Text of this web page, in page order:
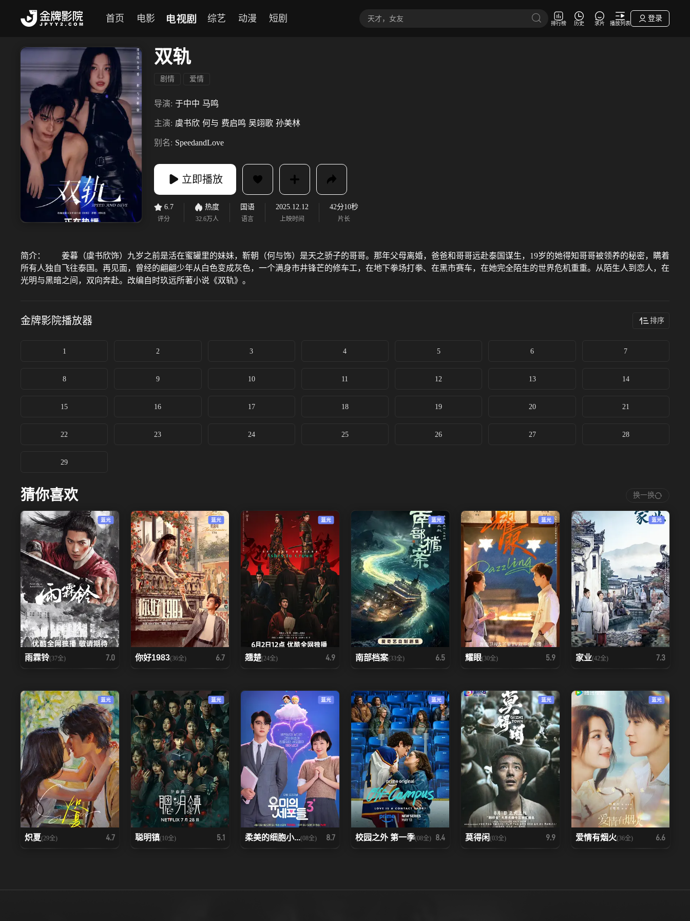
首页 电影 电视剧 综艺 动漫 短剧 排行榜 历史 求片 播放列表
登录
双轨
剧情 爱情
导演: 于中中 马鸣
主演: 虞书欣 何与 费启鸣 吴翊歌 孙美林
别名: SpeedandLove
立即播放
6.7
评分
热度
32.6万人
国语
语言
2025.12.12
上映时间
42分10秒
片长
简介：
姜暮（虞书欣饰）九岁之前是活在蜜罐里的妹妹，靳朝（何与饰）是天之骄子的哥哥。那年父母离婚，爸爸和哥哥远赴泰国谋生，19岁的她得知哥哥被领养的秘密，瞒着
所有人独自飞往泰国。再见面，曾经的翩翩少年从白色变成灰色，一个满身市井锋芒的修车工，在地下拳场打拳、在黑市赛车，在她完全陌生的世界危机重重。从陌生人到恋人，在
光明与黑暗之间，双向奔赴。改编自时玖远所著小说《双轨》。
金牌影院播放器 排序
1 2 3 4 5 6 7
8 9 10 11 12 13 14
15 16 17 18 19 20 21
22 23 24 25 26 27 28
29
猜你喜欢 换一换
蓝光
雨霖铃(37全) 7.0
蓝光
你好1983(36全) 6.7
蓝光
翘楚(24全) 4.9
蓝光
南部档案(33全) 6.5
蓝光
耀眼(30全) 5.9
蓝光
家业(42全) 7.3
蓝光
炽夏(29全) 4.7
蓝光
聪明镇(10全) 5.1
蓝光
柔美的细胞小...(08全) 8.7
蓝光
校园之外 第一季(08全) 8.4
蓝光
莫得闲(03全) 9.9
蓝光
爱情有烟火(36全) 6.6